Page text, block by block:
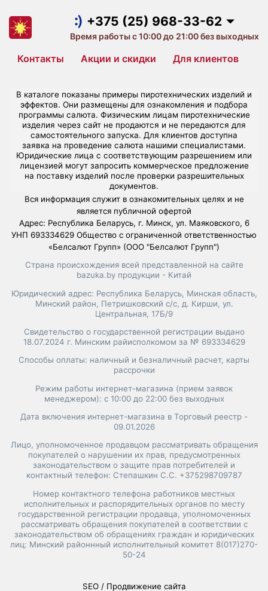
+375 (25) 968-33-62
Время работы с 10:00 до 21:00 без выходных
Контакты Акции и скидки Для клиентов
В каталоге показаны примеры пиротехнических изделий и
эффектов. Они размещены для ознакомления и подбора
программы салюта. Физическим лицам пиротехнические
изделия через сайт не продаются и не передаются для
самостоятельного запуска. Для клиентов доступна
заявка на проведение салюта нашими специалистами.
Юридические лица с соответствующим разрешением или
лицензией могут запросить коммерческое предложение
на поставку изделий после проверки разрешительных
документов.
Вся информация служит в ознакомительных целях и не
является публичной офертой
Адрес: Республика Беларусь, г. Минск, ул. Маяковского, 6
УНП 693334629 Общество с ограниченной ответственностью
«Белсалют Групп» (ООО "Белсалют Групп")
Страна происхождения всей представленной на сайте
bazuka.by продукции - Китай
Юридический адрес: Республика Беларусь, Минская область,
Минский район, Петришковский с/с, д. Кирши, ул.
Центральная, 17Б/9
Свидетельство о государственной регистрации выдано
18.07.2024 г. Минским райисполкомом за № 693334629
Способы оплаты: наличный и безналичный расчет, карты
рассрочки
Режим работы интернет-магазина (прием заявок
менеджером): с 10:00 до 22:00 без выходных
Дата включения интернет-магазина в Торговый реестр -
09.01.2026
Лицо, уполномоченное продавцом рассматривать обращения
покупателей о нарушении их прав, предусмотренных
законодательством о защите прав потребителей и
контактный телефон: Степашкин С.С. +375298709787
Номер контактного телефона работников местных
исполнительных и распорядительных органов по месту
государственной регистрации продавца, уполномоченных
рассматривать обращения покупателей в соответствии с
законодательством об обращениях граждан и юридических
лиц: Минский районнный исполнительный комитет 8(017)270-
50-24
SEO / Продвижение сайта